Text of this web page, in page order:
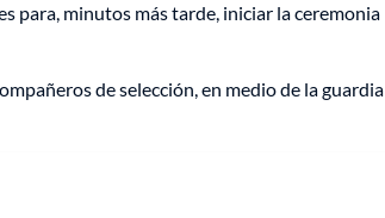
para, minutos más tarde, iniciar la ceremonia
de selección, en medio de la guardia